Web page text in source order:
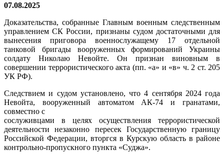
07.08.2025
Доказательства, собранные Главным военным следственным
управлением СК России, признаны судом достаточными для
вынесения приговора военнослужащему 17 отдельной
танковой бригады вооруженных формирований Украины
солдату Николаю Невойте. Он признан виновным в
совершении террористического акта (пп. «а» и «в» ч. 2 ст. 205
УК РФ).
Следствием и судом установлено, что 4 сентября 2024 года
Невойта, вооруженный автоматом АК-74 и гранатами,
совместно с
сослуживцами в целях осуществления террористической
деятельности незаконно пересек Государственную границу
Российской Федерации, вторгся в Курскую область в районе
контрольно-пропускного пункта «Суджа».